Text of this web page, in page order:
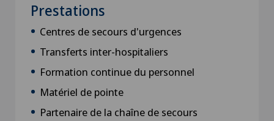
Prestations
Centres de secours d'urgences
Transferts inter-hospitaliers
Formation continue du personnel
Matériel de pointe
Partenaire de la chaîne de secours